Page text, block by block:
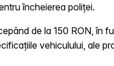
încheierea poliței.
de la 150 RON, în
vehiculului, ale